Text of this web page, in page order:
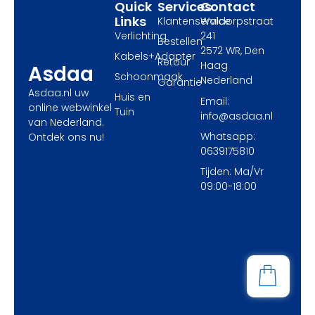
Asdaa
Asdaa.nl uw
online webwinkel
van Nederland.
Ontdek ons nu!
Services
Klantenservice
Bestellen
Retour
Garantie
Quick
Links
Verlichting
Kabels+Adapter
Schoonmaak
Huis en
Tuin
Contact
Waldorpstraat
241
2572 WR, Den
Haag
Nederland
Email:
info@asdaa.nl
Whatsapp:
0639175810
Tijden: Ma/Vr
09:00-18:00